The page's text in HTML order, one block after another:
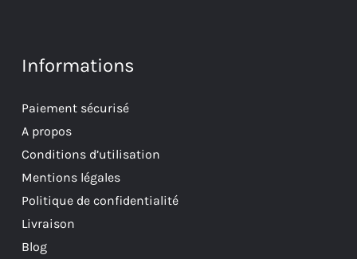
Informations
Paiement sécurisé
A propos
Conditions d’utilisation
Mentions légales
Politique de confidentialité
Livraison
Blog